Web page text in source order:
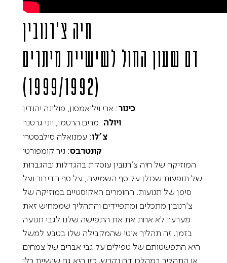
חיה צ’רנובין
דם שעון החול לשישיית מיתרים
(1999/1992)
כינור: ארי ויליאמסון, פולינה יהודין
ויולה: מרים הרטמן, יוני גרטנר
צ’לו: עמנואלה סילבסטרי
קונטרבס: ניר קומפורטי
המוזיקה של חיה צ’רנובין עוסקת בהגדלות ובהגברות
של תופעות שכולן על סף השמיעה, על סף הדיבור ועל
סיפן של תנועות. החומרים האקוסטיים במוזיקה של
צ’רנובין מתכלים ומתפיידים והתהליך שממחיש זאת
מערער לא אחת את את התפישה שלנו לגבי תנועה
בזמן. זה תהליך איטי שהמקבילה שלו בטבע למשל
היא התפשטותם של טפילים על גבי אברים של צמחים
או התהליך במהלכו דם נקרש. כזו היא גם שישיית כלי